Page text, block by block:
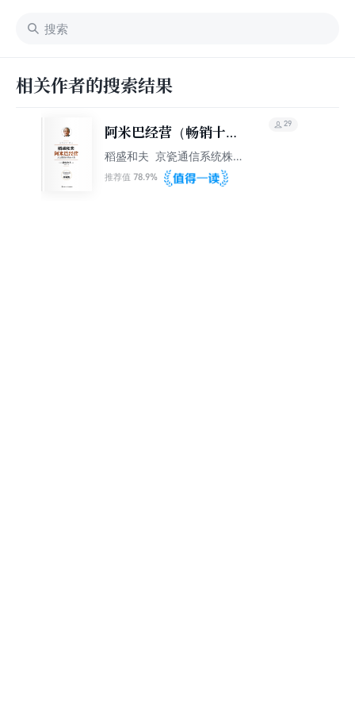
相关作者的搜索结果
阿米巴经营（畅销十周
年纪念版）
稻盛和夫 京瓷通信系统株
式会社
推荐值 78.9%
29